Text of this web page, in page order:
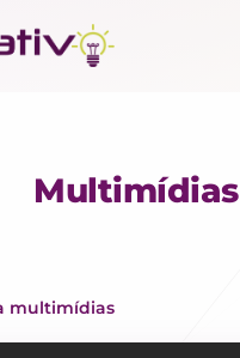
Multimídias
multimídias